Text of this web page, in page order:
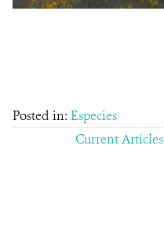
Posted in: Especies
Current Articles